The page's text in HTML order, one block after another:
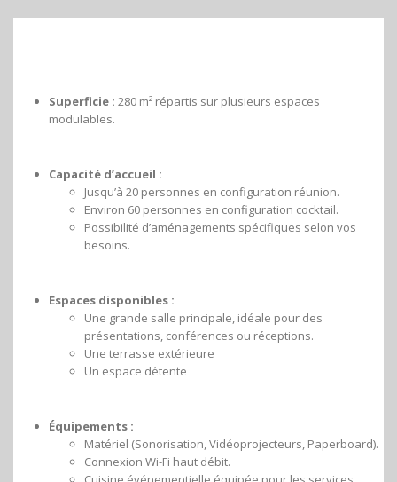
Superficie : 280 m² répartis sur plusieurs espaces
modulables.
Capacité d’accueil :
Jusqu’à 20 personnes en configuration réunion.
Environ 60 personnes en configuration cocktail.
Possibilité d’aménagements spécifiques selon vos
besoins.
Espaces disponibles :
Une grande salle principale, idéale pour des
présentations, conférences ou réceptions.
Une terrasse extérieure
Un espace détente
Équipements :
Matériel (Sonorisation, Vidéoprojecteurs, Paperboard).
Connexion Wi-Fi haut débit.